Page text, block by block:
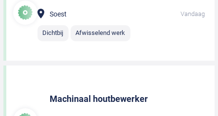
Soest Vandaag
Dichtbij Afwisselend werk
Machinaal houtbewerker